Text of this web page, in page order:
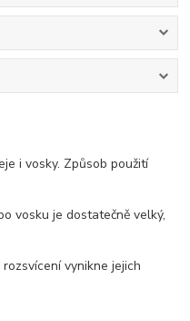
i vosky. Způsob použití
vosku je dostatečně velký,
vynikne jejich